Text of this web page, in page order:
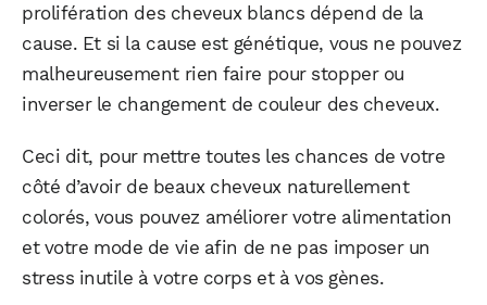
prolifération des cheveux blancs dépend de la
cause. Et si la cause est génétique, vous ne pouvez
malheureusement rien faire pour stopper ou
inverser le changement de couleur des cheveux.
Ceci dit, pour mettre toutes les chances de votre
côté d’avoir de beaux cheveux naturellement
colorés, vous pouvez améliorer votre alimentation
et votre mode de vie afin de ne pas imposer un
stress inutile à votre corps et à vos gènes.